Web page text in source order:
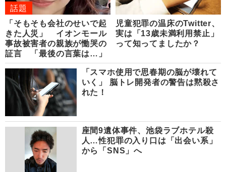
話題
「そもそも会社のせいで起
きた人災」 イオンモール
事故被害者の親族が慟哭の
証言 「最後の言葉は…」
児童犯罪の温床のTwitter、
実は「13歳未満利用禁止」
って知ってましたか？
「スマホ使用で思春期の脳が壊れて
いく」 脳トレ開発者の警告は黙殺さ
れた！
座間9遺体事件、池袋ラブホテル殺
人…性犯罪の入り口は「出会い系」
から「SNS」へ